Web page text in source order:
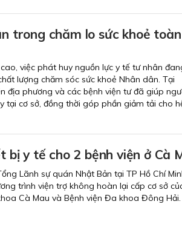
trong chăm lo sức khoẻ toàn
việc phát huy nguồn lực y tế tư nhân
lượng chăm sóc sức khoẻ Nhân dân. Tại
địa phương và các bệnh viện tư đã giúp
tại cơ sở, đồng thời góp phần giảm tải cho
y tế cho 2 bệnh viện ở Cà
Lãnh sự quán Nhật Bản tại TP Hồ Chí
trình viện trợ không hoàn lại cấp cơ sở
Cà Mau và Bệnh viện Đa khoa Đông Hải.